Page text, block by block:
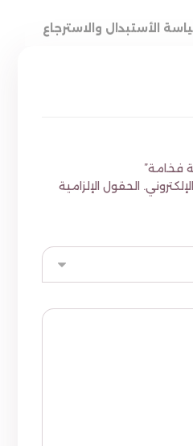
الأستبدال والاسترجاع
فخامة”
الحقول الإلزامية